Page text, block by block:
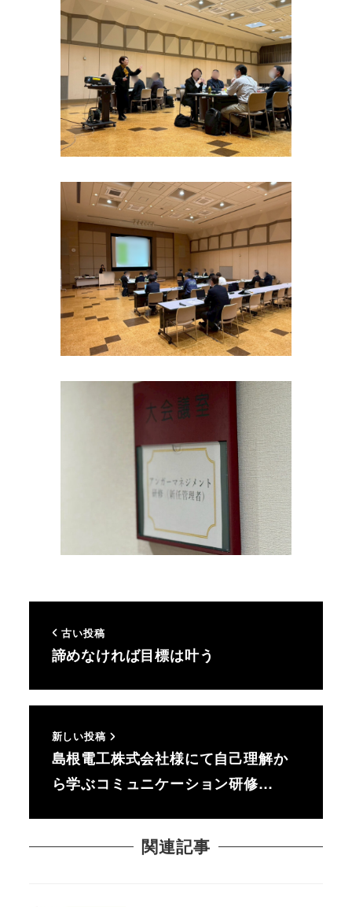
古い投稿
諦めなければ目標は叶う
新しい投稿
島根電工株式会社様にて自己理解か
ら学ぶコミュニケーション研修…
関連記事